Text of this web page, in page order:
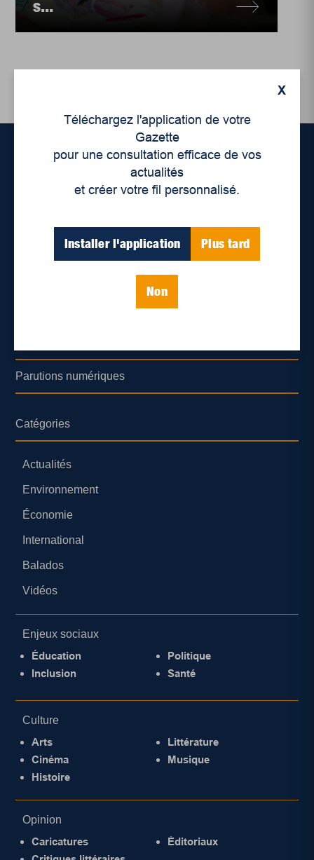
s...
X
Téléchargez l'application de votre
Gazette
pour une consultation efficace de vos
actualités
et créer votre fil personnalisé.
Installer l'application Plus tard
Non
Déontologie et confidentialité
Parutions numériques
Catégories
Actualités
Environnement
Économie
International
Balados
Vidéos
Enjeux sociaux
Éducation
Inclusion
Politique
Santé
Culture
Arts
Cinéma
Histoire
Littérature
Musique
Opinion
Caricatures
Éditoriaux